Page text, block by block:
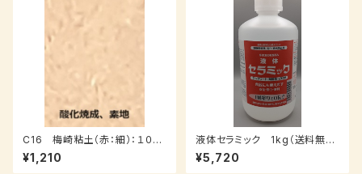
C16 梅崎粘土（赤：細）：１０ｋ
ｇ
¥1,210
液体セラミック 1kg（送料無
料）
¥5,720